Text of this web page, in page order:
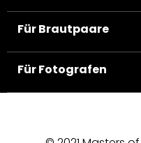
Für Brautpaare
Für Fotografen